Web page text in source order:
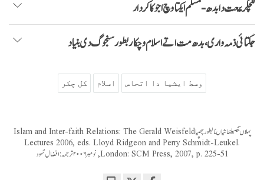
کلچکر بیعت دا بدھ-مسلم ایکتا وچ اجوکا کردار
جگتائی ذمہ واری، بدھ مت اتے اسلام وچکار بطورسنجوگ دی بنیاد
وسط ایشیا دا اتحاس اسلام کل چکر
پہلاںتفصیلیحاشیاںنالبطورچھپیا Islam and Inter-faith Relations: The Gerald Weisfeld
Lectures 2006, eds. Lloyd Ridgeon and Perry Schmidt-Leukel.
London: SCM Press, 2007, p. 225-51, نومبر ۲۰۰۶ ترجمہ: افضال محمود